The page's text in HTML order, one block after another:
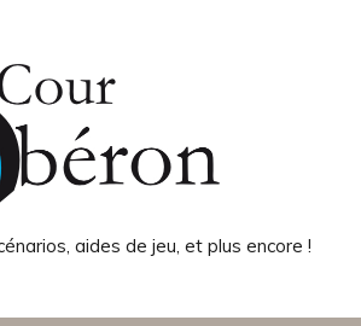
aides de jeu, et plus encore !